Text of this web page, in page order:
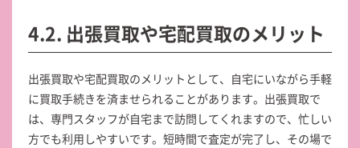
4.2. 出張買取や宅配買取のメリット
出張買取や宅配買取のメリットとして、自宅にいながら手軽
に買取手続きを済ませられることがあります。出張買取で
は、専門スタッフが自宅まで訪問してくれますので、忙しい
方でも利用しやすいです。短時間で査定が完了し、その場で